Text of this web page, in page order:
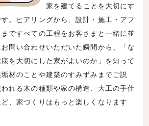
家を建てることを大切にす
。ヒアリングから、設計・施工・アフ
ですべての工程をお客さまと一緒に並
問い合わせいただいた瞬間から、「な
を大切にした家がよいのか」を知って
材のことや建築のすみずみまでご説
れる木の種類や家の構造、大工の手仕
、家づくりはもっと楽しくなります